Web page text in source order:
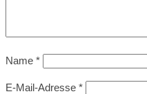
Name *
E-Mail-Adresse *